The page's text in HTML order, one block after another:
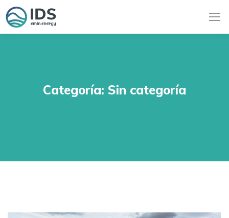
Categoría: Sin categoría